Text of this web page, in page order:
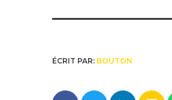
ÉCRIT PAR: BOUTON